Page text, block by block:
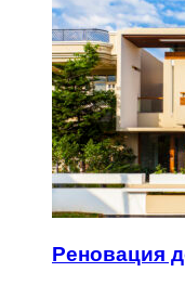
Реновация